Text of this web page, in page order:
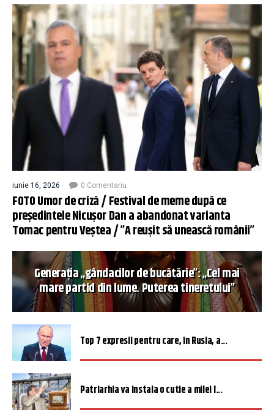
iunie 16, 2026 0 Comentariu
FOTO Umor de criză / Festival de meme după ce
președintele Nicușor Dan a abandonat varianta
Tomac pentru Veștea / ”A reușit să unească românii”
Generația „gândacilor de bucătărie”: „Cel mai
mare partid din lume. Puterea tineretului”
Top 7 expresii pentru care, în Rusia, a...
Patriarhia va instala o cutie a milei î...